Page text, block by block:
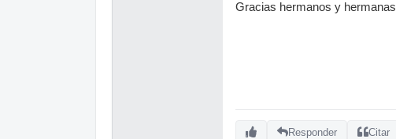
Gracias hermanos y hermanas
Responder Citar